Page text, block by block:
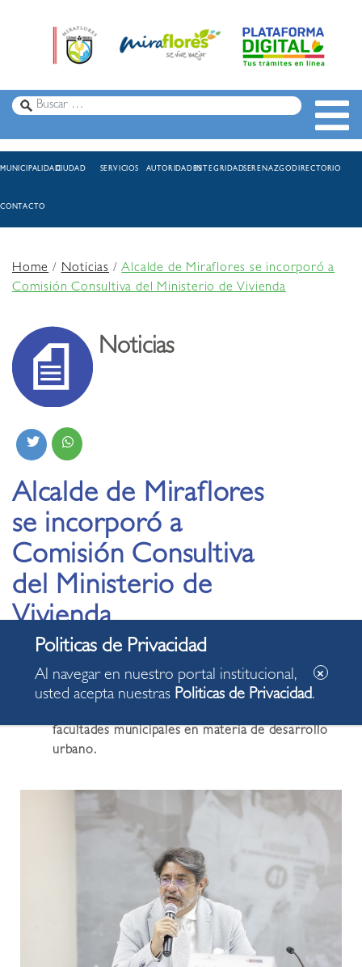
MUNICIPALIDADCIUDAD SERVICIOS AUTORIDADESINTEGRIDADSERENAZGODIRECTORIO
CONTACTO
Home/Noticias /Alcalde de Miraflores se incorporó a
Comisión Consultiva del Ministerio de Vivienda
Noticias
Alcalde de Miraflores
se incorporó a
Comisión Consultiva
del Ministerio de
Vivienda
23.01.2026
facultades municipales en materia de desarrollo
urbano.
Al navegar en nuestro portal institucional,
usted acepta nuestras Politicas de Privacidad.